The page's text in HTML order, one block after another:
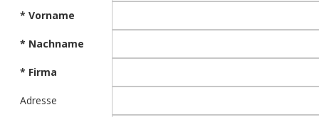
* Vorname
* Nachname
* Firma
Adresse